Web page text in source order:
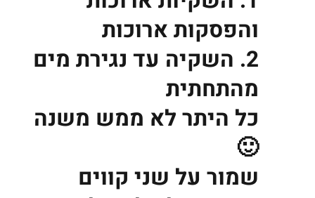
והפסקות ארוכות
2. השקיה עד נגירת מים
מהתחתית
כל היתר לא ממש משנה
🙂
שמור על שני קווים